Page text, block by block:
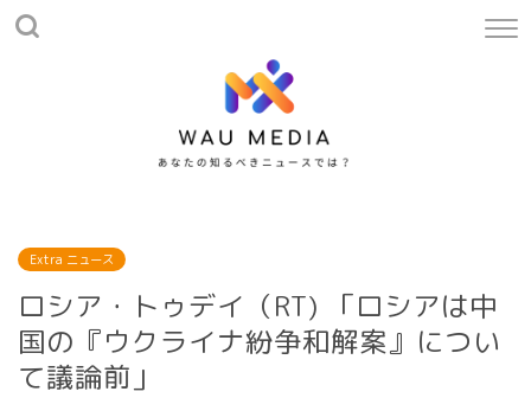
Extra ニュース
ロシア・トゥデイ（RT) 「ロシアは中
国の『ウクライナ紛争和解案』につい
て議論前」